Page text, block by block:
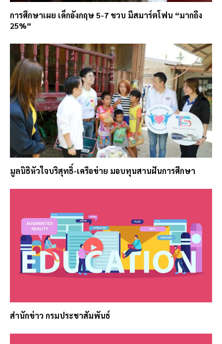
การศึกษาเผย เด็กอังกฤษ 5-7 ขวบ มีสมาร์ตโฟน “มากถึง
25%”
มูลนิธิหัวใจบริสุทธิ์-เครือข่าย มอบทุนสานฝันการศึกษา
สำนักข่าว กรมประชาสัมพันธ์